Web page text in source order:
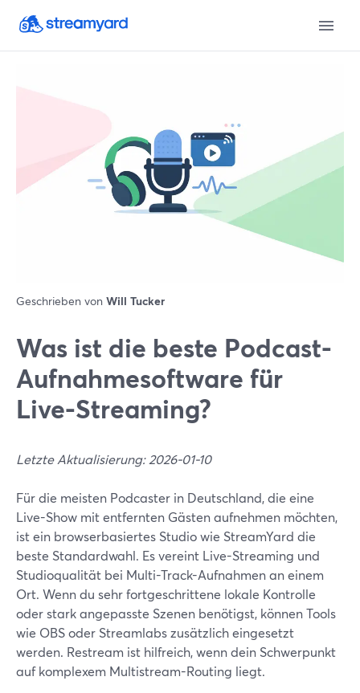
Geschrieben von Will Tucker
Was ist die beste Podcast-
Aufnahmesoftware für
Live-Streaming?
Letzte Aktualisierung: 2026-01-10
Für die meisten Podcaster in Deutschland, die eine
Live-Show mit entfernten Gästen aufnehmen möchten,
ist ein browserbasiertes Studio wie StreamYard die
beste Standardwahl. Es vereint Live-Streaming und
Studioqualität bei Multi-Track-Aufnahmen an einem
Ort. Wenn du sehr fortgeschrittene lokale Kontrolle
oder stark angepasste Szenen benötigst, können Tools
wie OBS oder Streamlabs zusätzlich eingesetzt
werden. Restream ist hilfreich, wenn dein Schwerpunkt
auf komplexem Multistream-Routing liegt.